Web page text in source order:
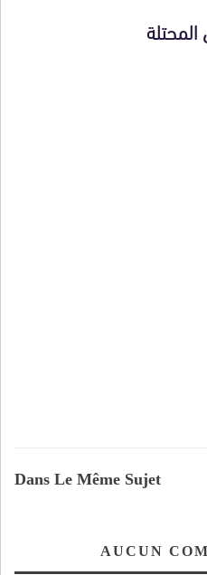
Dans Le Même Sujet
AUCUN